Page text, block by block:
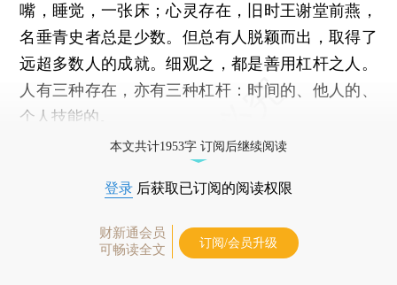
嘴，睡觉，一张床；心灵存在，旧时王谢堂前燕，
名垂青史者总是少数。但总有人脱颖而出，取得了
远超多数人的成就。细观之，都是善用杠杆之人。
人有三种存在，亦有三种杠杆：时间的、他人的、
个人技能的。
本文共计1953字 订阅后继续阅读
登录 后获取已订阅的阅读权限
财新通会员
可畅读全文
订阅/会员升级